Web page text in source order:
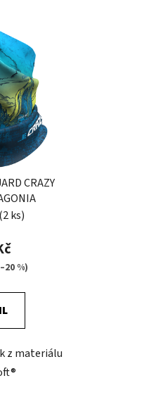
CRAZY
(2 ks)
%)
z materiálu